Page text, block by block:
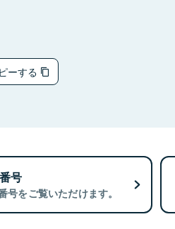
ーする
号
号をご覧いただけます。